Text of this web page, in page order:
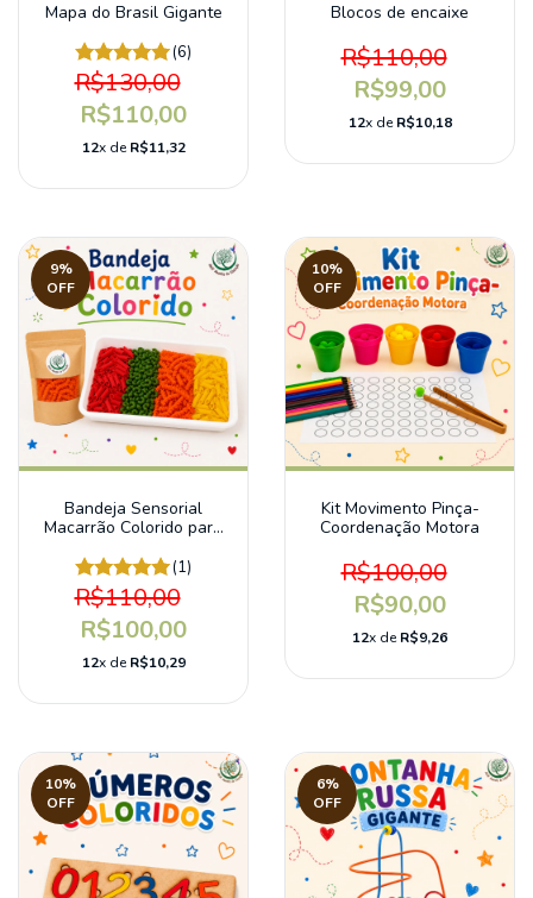
Mapa do Brasil Gigante
(6)
R$130,00
R$110,00
12x deR$11,32
Blocos de encaixe
R$110,00
R$99,00
12x deR$10,18
9%
OFF
Bandeja Sensorial
Macarrão Colorido para
(1)
R$110,00
R$100,00
12x deR$10,29
10%
OFF
Kit Movimento Pinça-
Coordenação Motora
R$100,00
R$90,00
12x deR$9,26
10%
OFF
6%
OFF